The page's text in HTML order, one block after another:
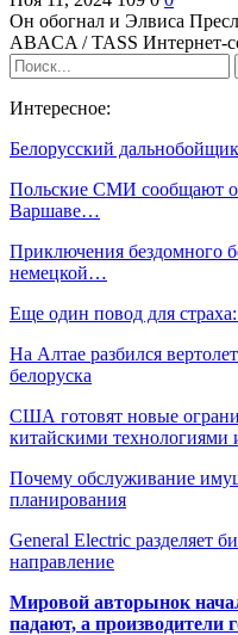
Он обогнал и Элвиса
ABACA / TASS Интернет-
Интересное:
Белорусский
Польские СМИ сообщают
Варшаве…
Приключения бездомного
немецкой…
Еще один повод для
На Алтае разбился
белоруска
США готовят новые
китайскими технологиями
Почему обслуживание
планирования
General Electric разделяет
направление
Мировой авторынок
падают, а производители